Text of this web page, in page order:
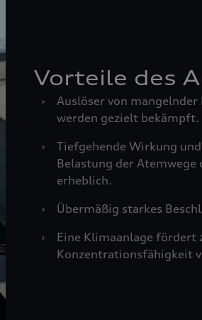
Vorteile des
›
Auslöser von
werden gezielt bekämpft.
›
Tiefgehende Wirkung
Belastung der
erheblich.
›
Übermäßig starkes
›
Eine Klimaanlage fördert
Konzentrationsfähigkeit